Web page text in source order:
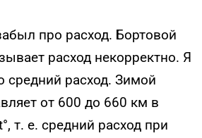
про расход. Бортовой
расход некорректно. Я
средний расход. Зимой
от 600 до 660 км в
т. е. средний расход при